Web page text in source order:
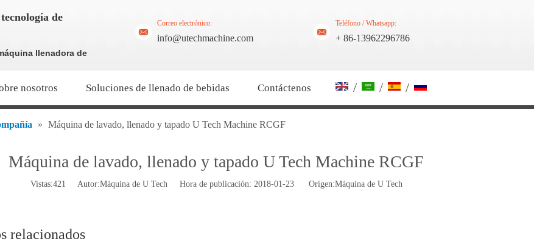
de
llenadora de
Correo electrónico:
info@utechmachine.com
Teléfono / Whatsapp:
+ 86-13962296786
nosotros Soluciones de llenado de bebidas Contáctenos / / /
» Máquina de lavado, llenado y tapado U Tech Machine RCGF
Máquina de lavado, llenado y tapado U Tech Machine RCGF
Vistas:421 Autor:Máquina de U Tech Hora de publicación: 2018-01-23 Origen:Máquina de U Tech
relacionados